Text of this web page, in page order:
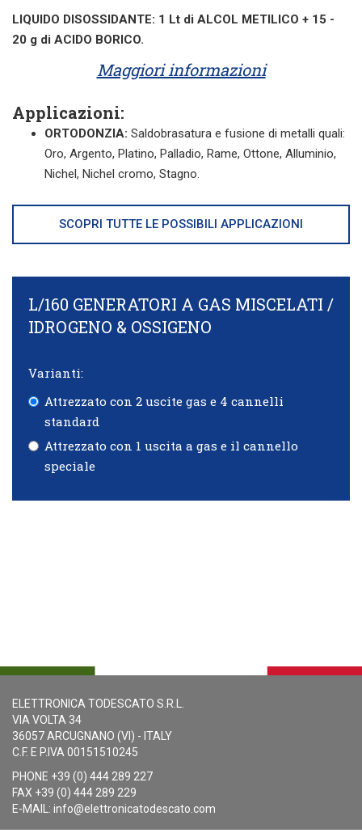
LIQUIDO DISOSSIDANTE: 1 Lt di ALCOL METILICO + 15 -
20 g di ACIDO BORICO.
Maggiori informazioni
Applicazioni:
ORTODONZIA: Saldobrasatura e fusione di metalli quali:
Oro, Argento, Platino, Palladio, Rame, Ottone, Alluminio,
Nichel, Nichel cromo, Stagno.
SCOPRI TUTTE LE POSSIBILI APPLICAZIONI
L/160 GENERATORI A GAS MISCELATI /
IDROGENO & OSSIGENO
Varianti:
Attrezzato con 2 uscite gas e 4 cannelli
standard
Attrezzato con 1 uscita a gas e il cannello
speciale
ELETTRONICA TODESCATO S.R.L.
VIA VOLTA 34
36057 ARCUGNANO (VI) - ITALY
C.F. E P.IVA 00151510245
PHONE +39 (0) 444 289 227
FAX +39 (0) 444 289 229
E-MAIL: info@elettronicatodescato.com